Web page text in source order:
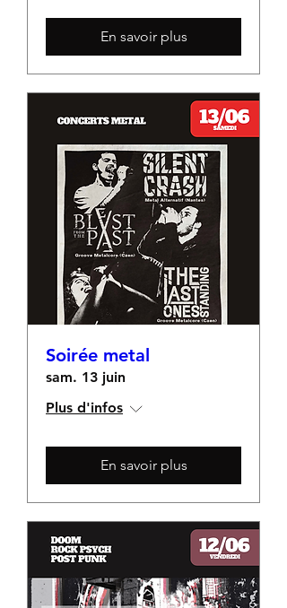
En savoir plus
Soirée metal
sam. 13 juin
Plus d'infos
En savoir plus